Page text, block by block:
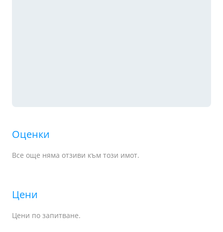
Оценки
Все още няма отзиви към този имот.
Цени
Цени по запитване.